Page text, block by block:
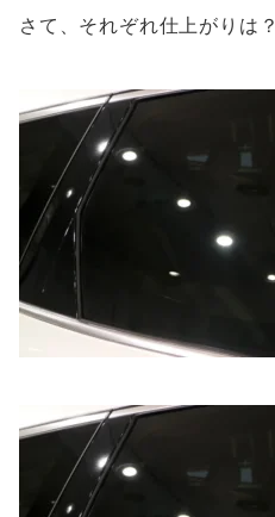
さて、それぞれ仕上がりは？